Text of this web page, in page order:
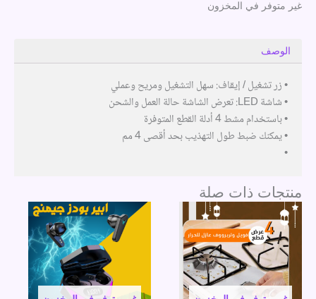
غير متوفر في المخزون
الوصف
• زر تشغيل / إيقاف: سهل التشغيل ومريح وعملي
• شاشة LED: تعرض الشاشة حالة العمل والشحن
• باستخدام مشط 4 أدلة القطع المتوفرة
• يمكنك ضبط طول التهذيب بحد أقصى 4 مم
•
منتجات ذات صلة